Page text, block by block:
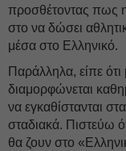
προσθέτοντας πως η
στο να δώσει
μέσα στο Ελληνικό.
Παράλληλα, είπε
διαμορφώνεται
να εγκαθίστανται
σταδιακά. Πιστεύω
θα ζουν στο